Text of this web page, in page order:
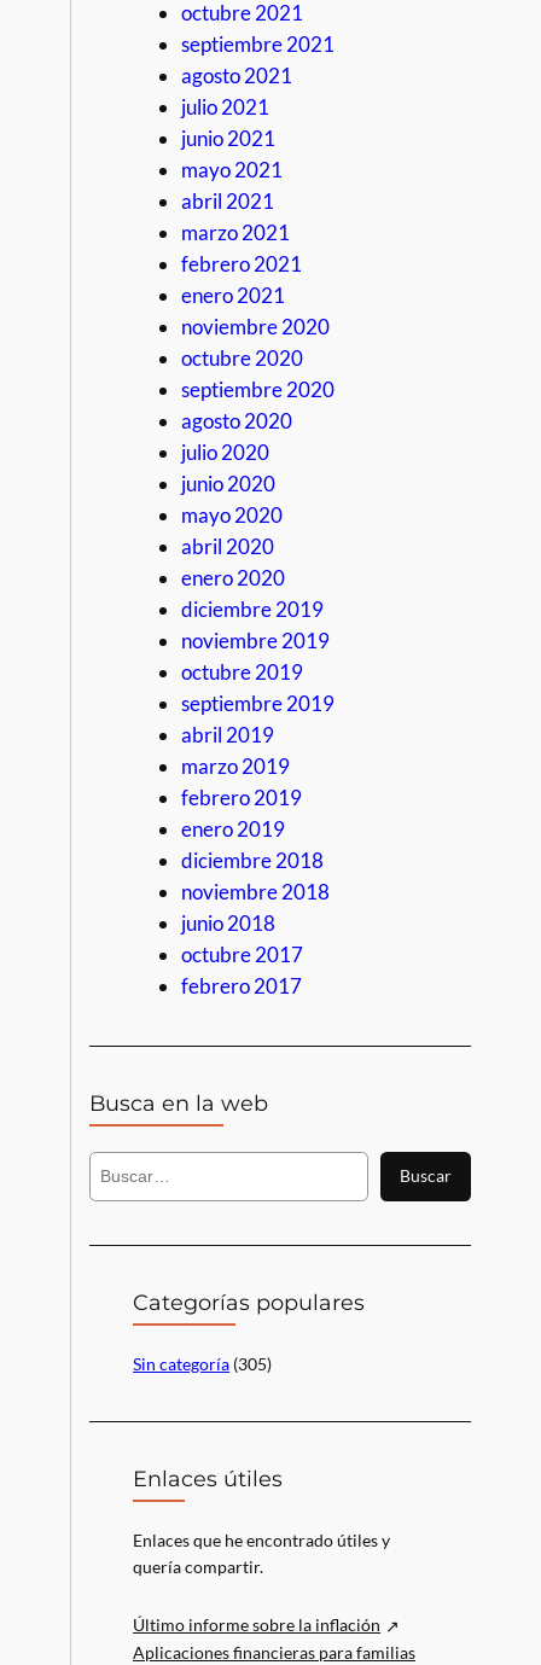
octubre 2021
septiembre 2021
agosto 2021
julio 2021
junio 2021
mayo 2021
abril 2021
marzo 2021
febrero 2021
enero 2021
noviembre 2020
octubre 2020
septiembre 2020
agosto 2020
julio 2020
junio 2020
mayo 2020
abril 2020
enero 2020
diciembre 2019
noviembre 2019
octubre 2019
septiembre 2019
abril 2019
marzo 2019
febrero 2019
enero 2019
diciembre 2018
noviembre 2018
junio 2018
octubre 2017
febrero 2017
Busca en la web
B
c
Buscar
Categorías populares
Sin categoría (305)
Enlaces útiles
Enlaces que he encontrado útiles y
quería compartir.
Último informe sobre la inflación
Aplicaciones financieras para familias